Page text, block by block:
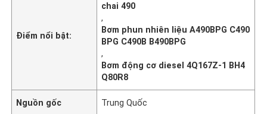
Điểm nổi bật:
chai 490
,
Bơm phun nhiên liệu A490BPG C490
BPG C490B B490BPG
,
Bơm động cơ diesel 4Q167Z-1 BH4
Q80R8
Nguồn gốc Trung Quốc